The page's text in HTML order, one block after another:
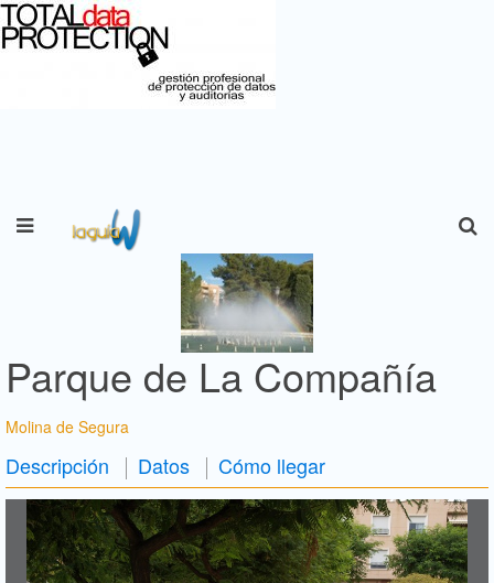
Parque de La Compañía
Molina de Segura
Descripción Datos Cómo llegar